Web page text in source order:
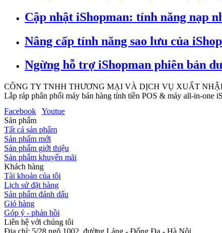
Cập nhật iShopman: tính năng nạp
Nâng cấp tính năng sao lưu của
Ngừng hỗ trợ iShopman phiên bản
CÔNG TY TNHH THƯƠNG MẠI VÀ DỊCH VỤ XUẤT
Lắp ráp phân phối máy bán hàng tính tiền POS & máy all-in-one
Facebook
Youtue
Sản phẩm
Tất cả sản phẩm
Sản phẩm mới
Sản phẩm giới thiệu
Sản phẩm khuyến mãi
Khách hàng
Tài khoản của tôi
Lịch sử đặt hàng
Sản phẩm đánh dấu
Giỏ hàng
Góp ý - phản hồi
Liên hệ với chúng tôi